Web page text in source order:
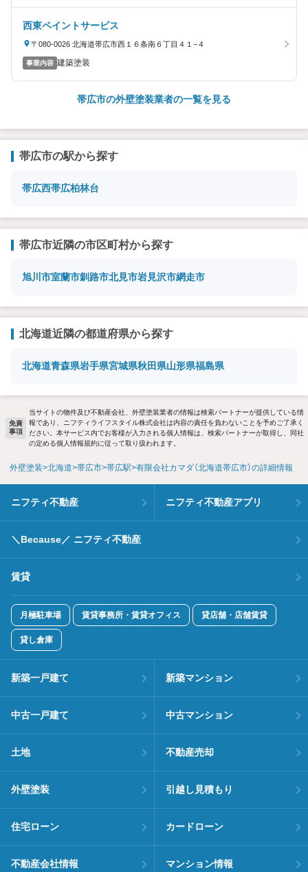
西東ペイントサービス
〒080-0026 北海道帯広市西１６条南６丁目４１−４
事業内容 建築塗装
帯広市の外壁塗装業者の一覧を見る
帯広市の駅から探す
帯広西帯広柏林台
帯広市近隣の市区町村から探す
旭川市室蘭市釧路市北見市岩見沢市網走市
北海道近隣の都道府県から探す
北海道青森県岩手県宮城県秋田県山形県福島県
免責
事項
当サイトの物件及び不動産会社、外壁塗装業者の情報は検索パートナーが提供している情
報であり、ニフティライフスタイル株式会社は内容の責任を負わないことを予めご了承く
ださい。本サービス内でお客様が入力される個人情報は、検索パートナーが取得し、同社
の定める個人情報規約に従って取り扱われます。
外壁塗装 北海道 帯広市 帯広駅 有限会社カマダ（北海道帯広市）の詳細情報
ニフティ不動産 ニフティ不動産アプリ
＼Because／ ニフティ不動産
賃貸
月極駐車場 賃貸事務所・賃貸オフィス 貸店舗・店舗賃貸
貸し倉庫
新築一戸建て 新築マンション
中古一戸建て 中古マンション
土地 不動産売却
外壁塗装 引越し見積もり
住宅ローン カードローン
不動産会社情報 マンション情報